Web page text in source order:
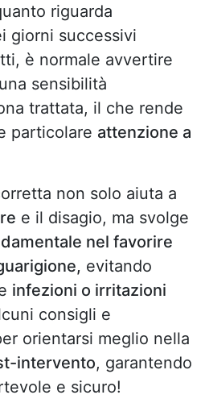
riguarda
giorni successivi
è normale avvertire
sensibilità
trattata, il che rende
particolare attenzione a
non solo aiuta a
e il disagio, ma svolge
nel favorire
evitando
infezioni o irritazioni
consigli e
orientarsi meglio nella
intervento, garantendo
e sicuro!